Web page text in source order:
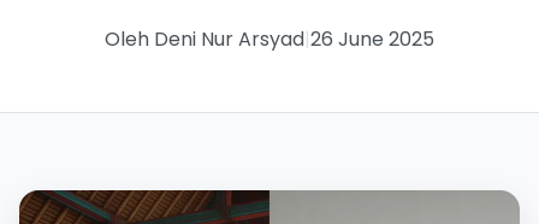
Oleh Deni Nur Arsyad|26 June 2025